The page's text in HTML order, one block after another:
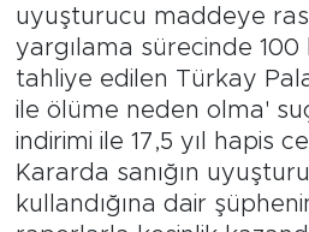
uyuşturucu maddeye
yargılama sürecinde
tahliye edilen Türkay
ile ölüme neden olma'
indirimi ile 17,5 yıl hapis
Kararda sanığın
kullandığına dair
Magazin
Özel Haber
Politika